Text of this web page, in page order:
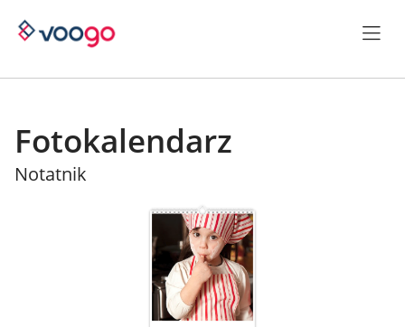
Fotokalendarz
Notatnik